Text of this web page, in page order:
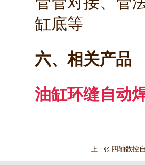
缸底等
六、相关产品
油缸环缝自动
上一张:四轴数控